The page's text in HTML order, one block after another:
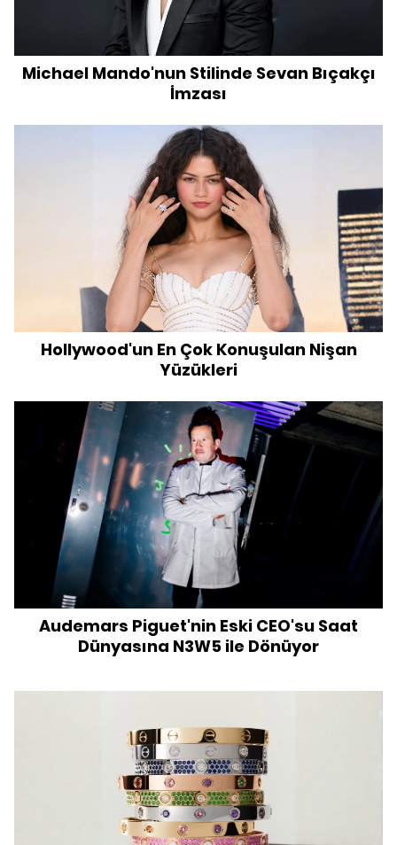
Michael Mando'nun Stilinde Sevan Bıçakçı
İmzası
Hollywood'un En Çok Konuşulan Nişan
Yüzükleri
Audemars Piguet'nin Eski CEO'su Saat
Dünyasına N3W5 ile Dönüyor